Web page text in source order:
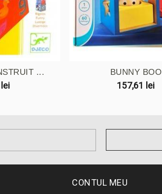
... BUNNY BOO
157,61 lei
CONTUL MEU